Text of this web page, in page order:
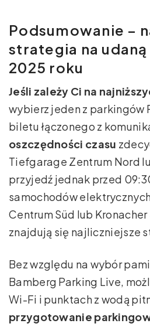
Podsumowanie –
strategia na
2025 roku
Jeśli zależy Ci na
wybierz jeden z parkingów
biletu łączonego z
oszczędności czasu
Tiefgarage Zentrum Nord
przyjedź jednak przed
samochodów
Centrum Süd lub
znajdują się najliczniejsze
Bez względu na wybór
Bamberg Parking Live,
Wi-Fi i punktach z wodą
przygotowanie